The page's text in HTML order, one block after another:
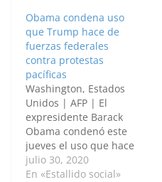
relacionados, según él,
con la pandemia de
covid-19. "Con la
votación universal por
correo (no la votación
en ausencia, que es
buena), 2020…
Obama condena uso
que Trump hace de
fuerzas federales
contra protestas
pacíficas
Washington, Estados
Unidos | AFP | El
expresidente Barack
Obama condenó este
jueves el uso que hace
el republicano Donald
Trump de las fuerzas
julio 30, 2020
En «Estallido social»